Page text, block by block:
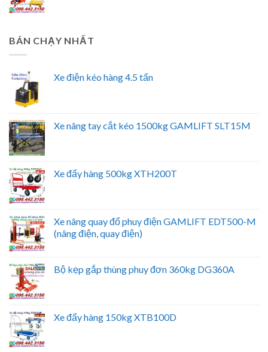
BÁN CHẠY NHẤT
Xe điện kéo hàng 4.5 tấn
Xe nâng tay cắt kéo 1500kg GAMLIFT SLT15M
Xe đẩy hàng 500kg XTH200T
Xe nâng quay đổ phuy điện GAMLIFT EDT500-M
(nâng điện, quay điện)
Bộ kẹp gắp thùng phuy đơn 360kg DG360A
Xe đẩy hàng 150kg XTB100D